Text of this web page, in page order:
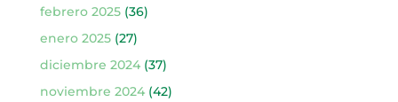
febrero 2025(36)
enero 2025(27)
diciembre 2024(37)
noviembre 2024(42)